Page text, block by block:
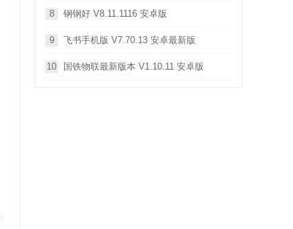
8 钢钢好 V8.11.1116 安卓版
9 飞书手机版 V7.70.13 安卓最新版
10 国铁物联最新版本 V1.10.11 安卓版